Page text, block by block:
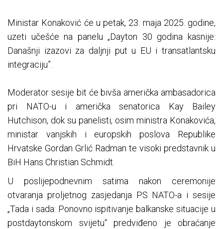
Ministar Konaković će u petak, 23. maja 2025. godine,
uzeti učešće na panelu „Dayton 30 godina kasnije:
Današnji izazovi za daljnji put u EU i transatlantsku
integraciju”.
Moderator sesije bit će bivša američka ambasadorica
pri NATO-u i američka senatorica Kay Bailey
Hutchison, dok su panelisti, osim ministra Konakovića,
ministar vanjskih i europskih poslova Republike
Hrvatske Gordan Grlić Radman te visoki predstavnik u
BiH Hans Christian Schmidt.
U poslijepodnevnim satima nakon ceremonije
otvaranja proljetnog zasjedanja PS NATO-a i sesije
„Tada i sada: Ponovno ispitivanje balkanske situacije u
postdaytonskom svijetu“ predviđeno je obraćanje